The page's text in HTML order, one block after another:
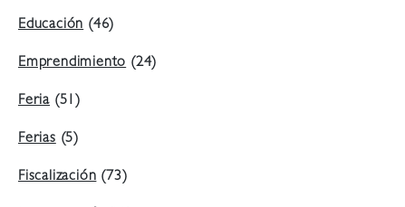
Educación(46)
Emprendimiento(24)
Feria (51)
Ferias(5)
Fiscalización(73)